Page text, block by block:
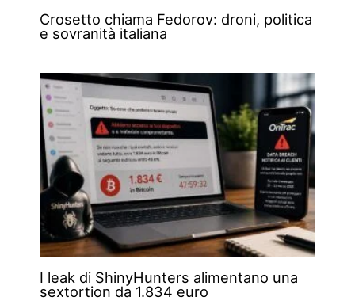
Crosetto chiama Fedorov: droni, politica
e sovranità italiana
I leak di ShinyHunters alimentano una
sextortion da 1.834 euro